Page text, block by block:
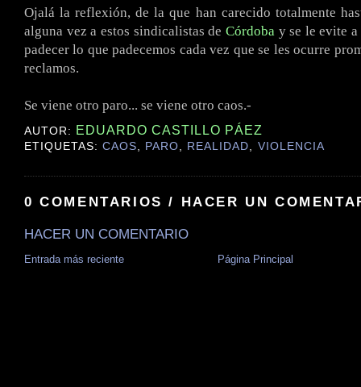
Ojalá la reflexión, de la que han carecido totalmente
alguna vez a estos sindicalistas de Córdoba y se le evite
padecer lo que padecemos cada vez que se les ocurre
reclamos.
Se viene otro paro... se viene otro caos.-
AUTOR: EDUARDO CASTILLO PÁEZ
ETIQUETAS:CAOS, PARO, REALIDAD, VIOLENCIA
0 COMENTARIOS / HACER UN
HACER UN COMENTARIO
Entrada más reciente Página Principal